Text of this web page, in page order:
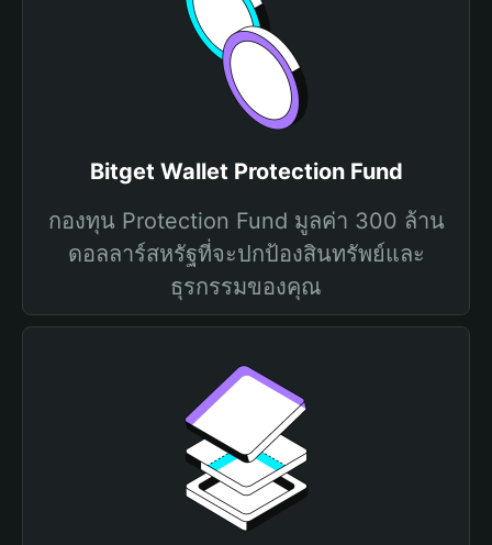
Bitget Wallet Protection Fund
กองทุน Protection Fund มูลค่า 300 ล้าน
ดอลลาร์สหรัฐที่จะปกป้องสินทรัพย์และ
ธุรกรรมของคุณ